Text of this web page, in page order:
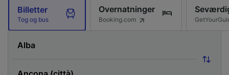
Billetter
Tog og bus
Overnatninger
Booking.com